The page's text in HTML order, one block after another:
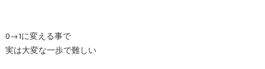
0→1に変える事で
実は大変な一歩で難しい